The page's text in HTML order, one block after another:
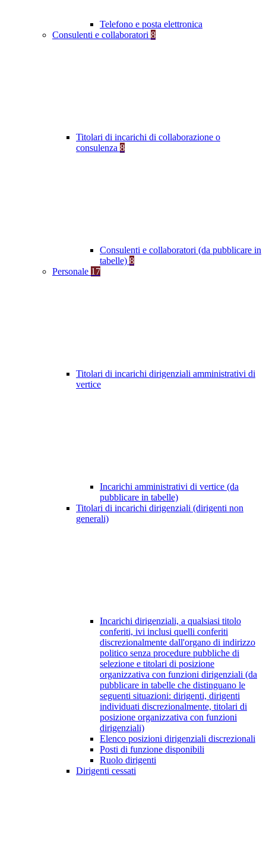
Telefono e posta elettronica
Consulenti e collaboratori 8
Titolari di incarichi di collaborazione o
consulenza 8
Consulenti e collaboratori (da pubblicare in
tabelle) 8
Personale 17
Titolari di incarichi dirigenziali amministrativi di
vertice
Incarichi amministrativi di vertice (da
pubblicare in tabelle)
Titolari di incarichi dirigenziali (dirigenti non
generali)
Incarichi dirigenziali, a qualsiasi titolo
conferiti, ivi inclusi quelli conferiti
discrezionalmente dall'organo di indirizzo
politico senza procedure pubbliche di
selezione e titolari di posizione
organizzativa con funzioni dirigenziali (da
pubblicare in tabelle che distinguano le
seguenti situazioni: dirigenti, dirigenti
individuati discrezionalmente, titolari di
posizione organizzativa con funzioni
dirigenziali)
Elenco posizioni dirigenziali discrezionali
Posti di funzione disponibili
Ruolo dirigenti
Dirigenti cessati